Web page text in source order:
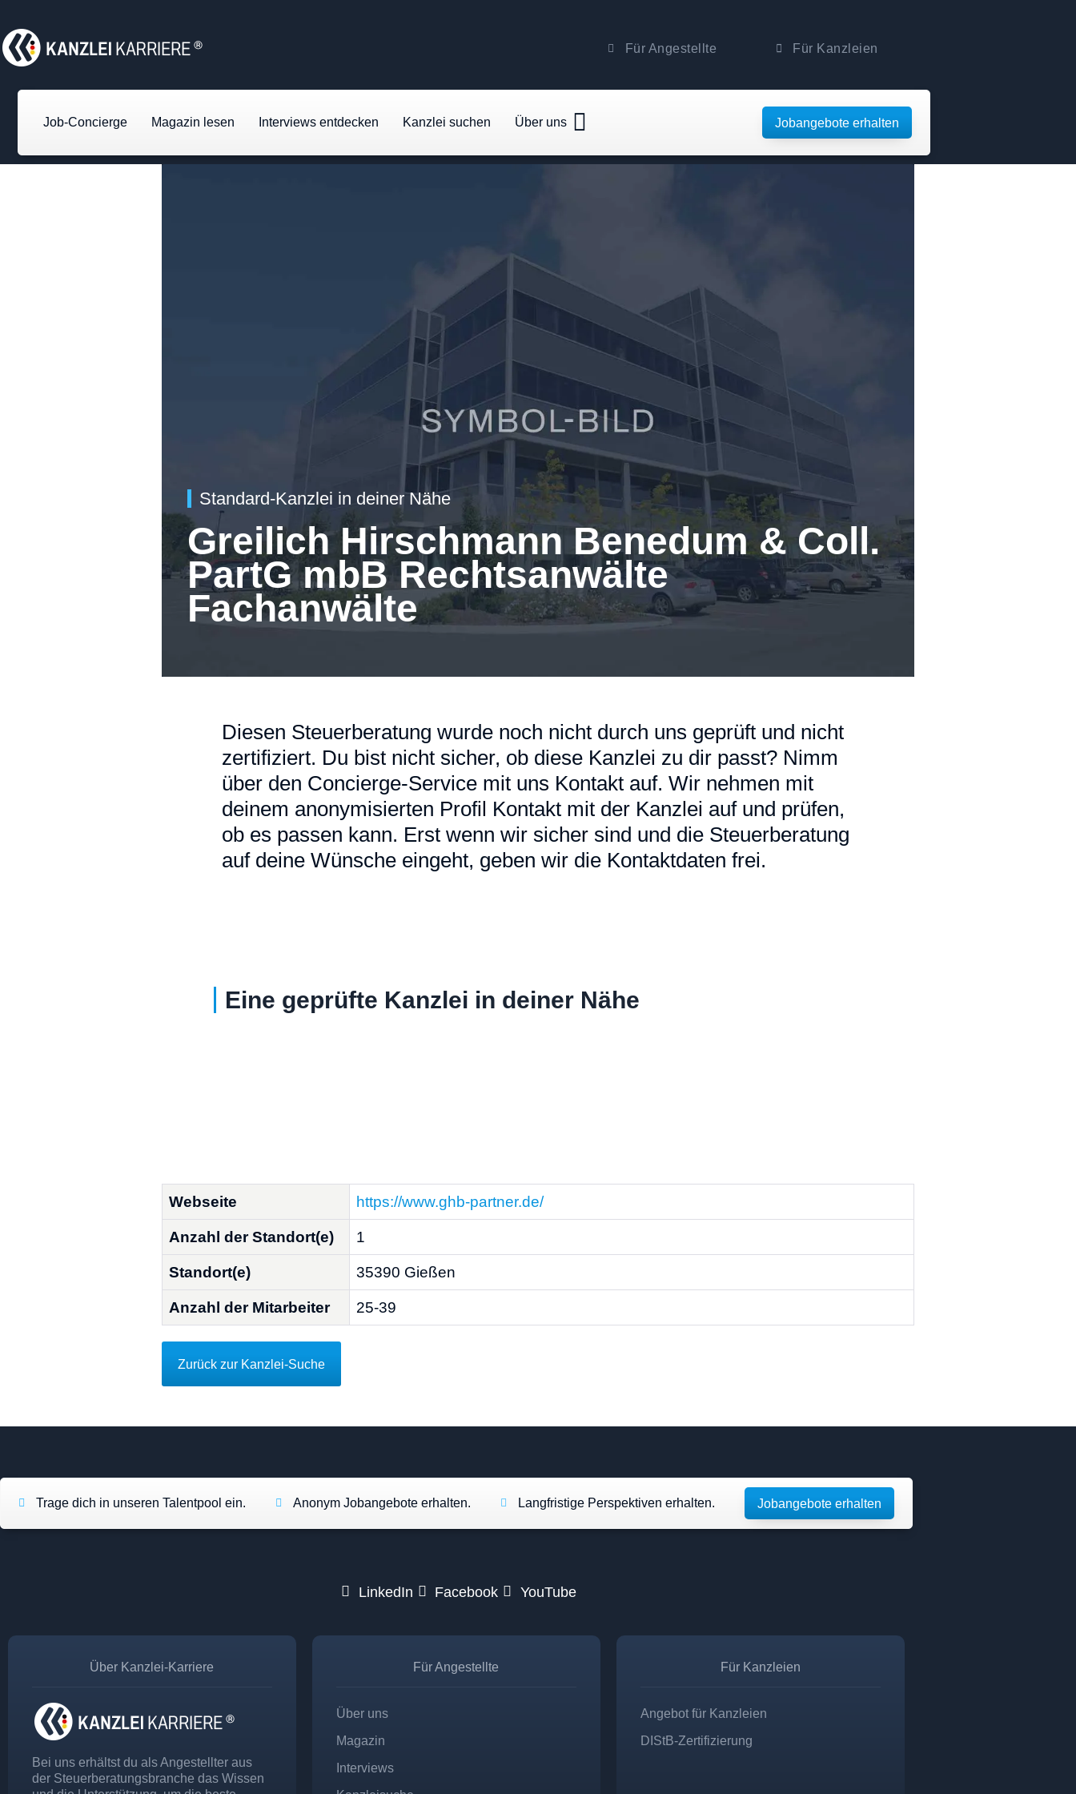
Für Angestellte Für Kanzleien
Job-Concierge Magazin lesen Interviews entdecken Kanzlei suchen Über uns Jobangebote erhalten
Standard-Kanzlei in deiner Nähe
Greilich Hirschmann Benedum & Coll.
PartG mbB Rechtsanwälte
Fachanwälte
Diesen Steuerberatung wurde noch nicht durch uns geprüft und nicht
zertifiziert. Du bist nicht sicher, ob diese Kanzlei zu dir passt? Nimm
über den Concierge-Service mit uns Kontakt auf. Wir nehmen mit
deinem anonymisierten Profil Kontakt mit der Kanzlei auf und prüfen,
ob es passen kann. Erst wenn wir sicher sind und die Steuerberatung
auf deine Wünsche eingeht, geben wir die Kontaktdaten frei.
Eine geprüfte Kanzlei in deiner Nähe
Webseite
https://www.ghb-partner.de/
Anzahl der Standort(e)
1
Standort(e)
35390 Gießen
Anzahl der Mitarbeiter
25-39
Zurück zur Kanzlei-Suche
Trage dich in unseren Talentpool ein. Anonym Jobangebote erhalten. Langfristige Perspektiven erhalten. Jobangebote erhalten
LinkedIn Facebook YouTube
Über Kanzlei-Karriere
Bei uns erhältst du als Angestellter aus
der Steuerberatungsbranche das Wissen
Für Angestellte
Über uns
Magazin
Interviews
Für Kanzleien
Angebot für Kanzleien
DIStB-Zertifizierung